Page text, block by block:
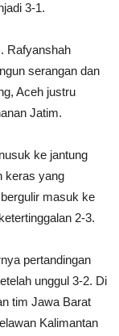
3-1.
Rafyanshah
serangan dan
Aceh justru
Jatim.
ke jantung
keras yang
masuk ke
2-3.
pertandingan
unggul 3-2. Di
tim Jawa Barat
Kalimantan